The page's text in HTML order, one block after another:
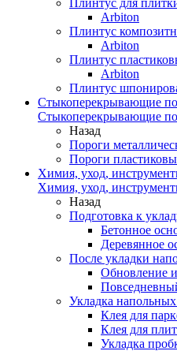
Плинтус для
Arbiton
Плинтус
Arbiton
Плинтус
Arbiton
Плинтус
Стыкоперекрывающие
Стыкоперекрывающие
Назад
Пороги
Пороги
Химия, уход,
Химия, уход,
Назад
Подготовка к
Бетонное
Деревянное
После укладки
Обновление
Укладка
Клея для
Клея для
Укладка